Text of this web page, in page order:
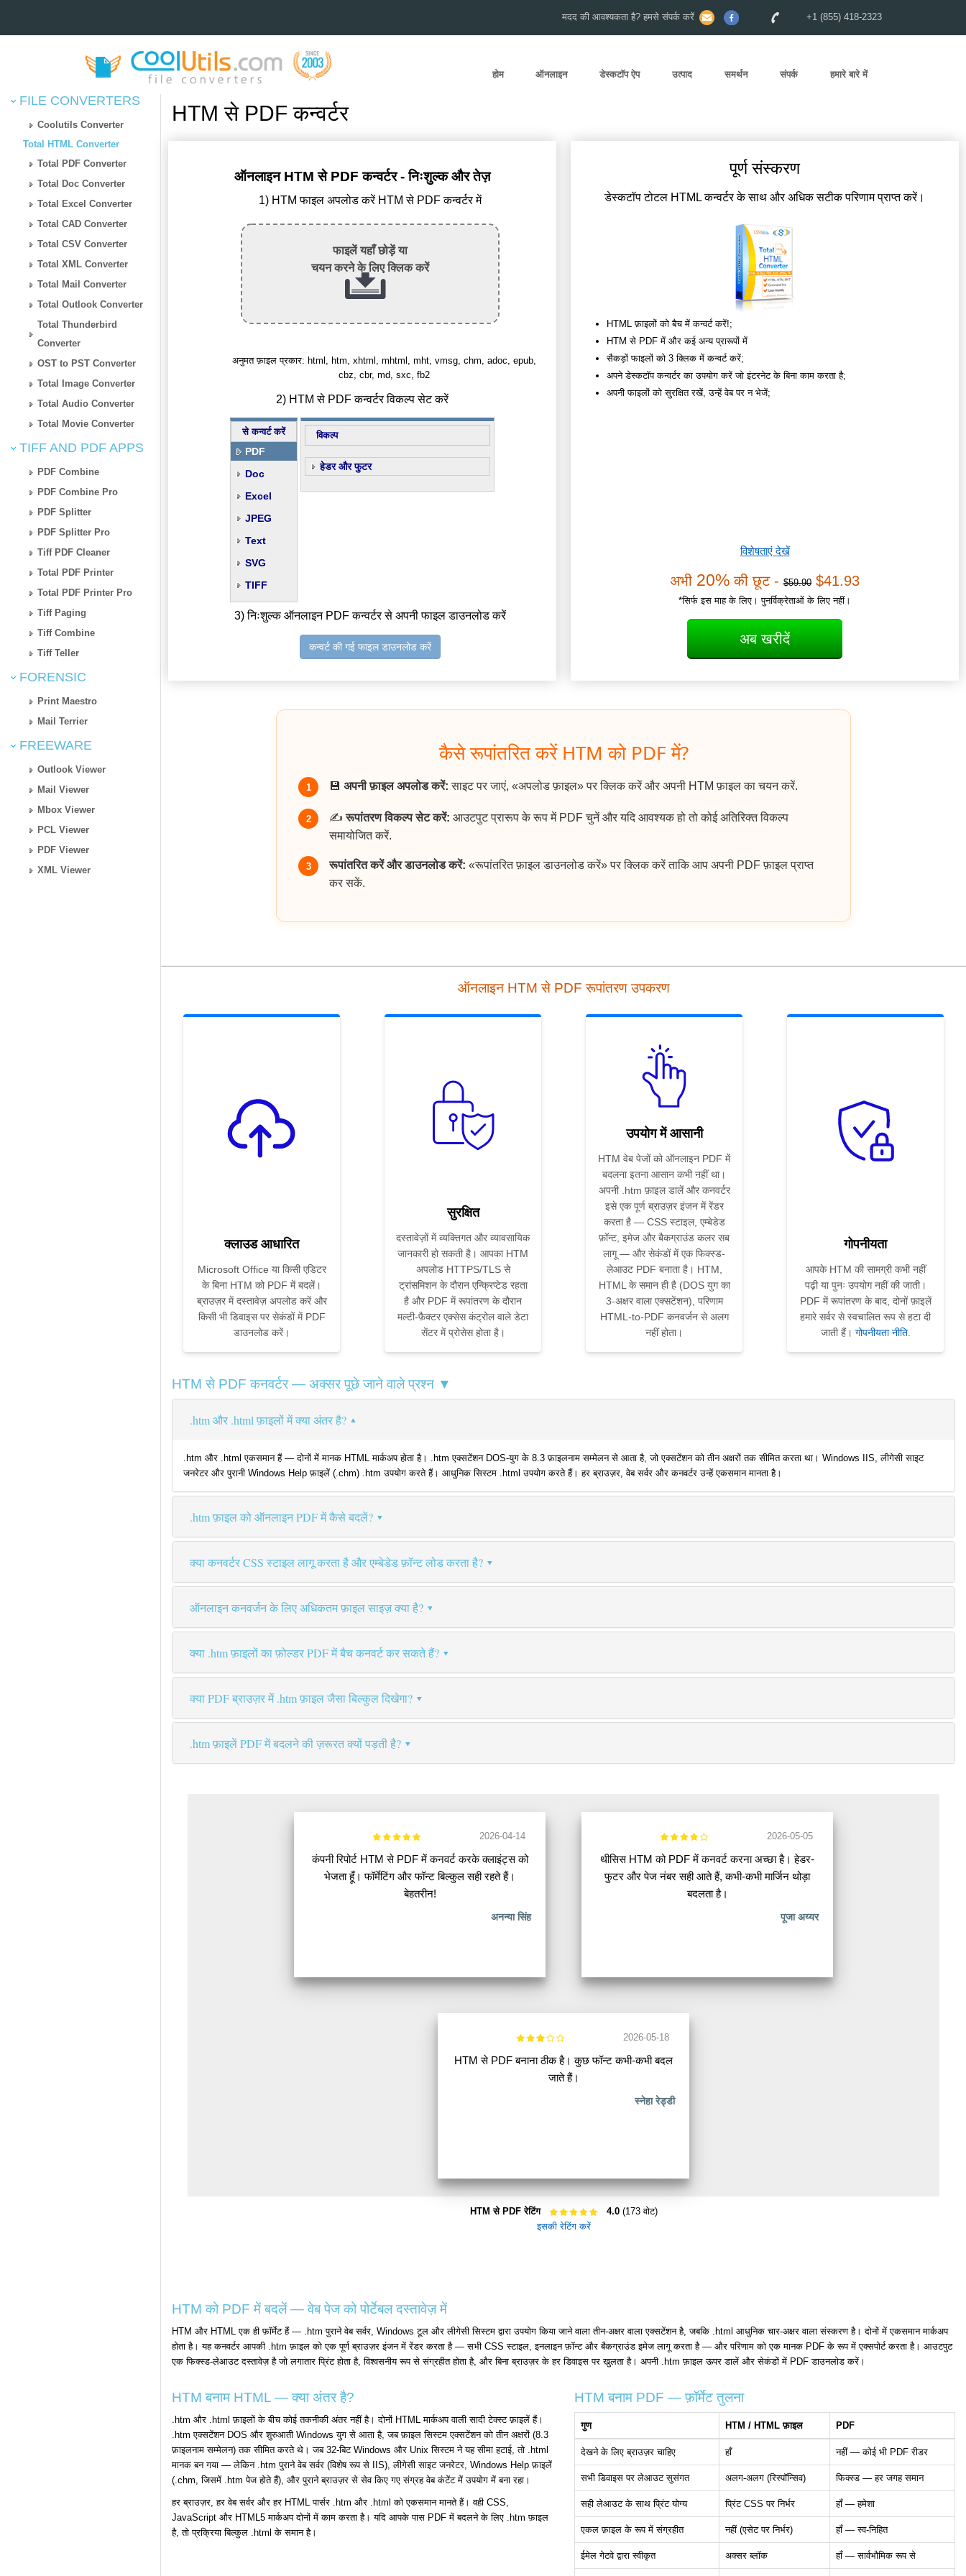
मदद की आवश्यकता है? हमसे संपर्क करें +1 (855) 418-2323
होम ऑनलाइन डेस्कटॉप ऐप उत्पाद समर्थन संपर्क हमारे बारे में
FILE CONVERTERS
Coolutils Converter
Total HTML Converter
Total PDF Converter
Total Doc Converter
Total Excel Converter
Total CAD Converter
Total CSV Converter
Total XML Converter
Total Mail Converter
Total Outlook Converter
Total Thunderbird
Converter
OST to PST Converter
Total Image Converter
Total Audio Converter
Total Movie Converter
TIFF AND PDF APPS
PDF Combine
PDF Combine Pro
PDF Splitter
PDF Splitter Pro
Tiff PDF Cleaner
Total PDF Printer
Total PDF Printer Pro
Tiff Paging
Tiff Combine
Tiff Teller
FORENSIC
Print Maestro
Mail Terrier
FREEWARE
Outlook Viewer
Mail Viewer
Mbox Viewer
PCL Viewer
PDF Viewer
XML Viewer
HTM से PDF कन्वर्टर
ऑनलाइन HTM से PDF कन्वर्टर - निःशुल्क और तेज़
1) HTM फाइल अपलोड करें HTM से PDF कन्वर्टर में
फाइलें यहाँ छोड़ें या
चयन करने के लिए क्लिक करें
अनुमत फ़ाइल प्रकार: html, htm, xhtml, mhtml, mht, vmsg, chm, adoc, epub,
cbz, cbr, md, sxc, fb2
2) HTM से PDF कन्वर्टर विकल्प सेट करें
से कन्वर्ट करें
PDF
Doc
Excel
JPEG
Text
SVG
TIFF
विकल्प
हेडर और फुटर
3) निःशुल्क ऑनलाइन PDF कन्वर्टर से अपनी फाइल डाउनलोड करें
कन्वर्ट की गई फाइल डाउनलोड करें
पूर्ण संस्करण
डेस्कटॉप टोटल HTML कन्वर्टर के साथ और अधिक सटीक परिणाम प्राप्त करें।
HTML फ़ाइलों को बैच में कन्वर्ट करें!;
HTM से PDF में और कई अन्य प्रारूपों में
सैकड़ों फाइलों को 3 क्लिक में कन्वर्ट करें;
अपने डेस्कटॉप कन्वर्टर का उपयोग करें जो इंटरनेट के बिना काम करता है;
अपनी फाइलों को सुरक्षित रखें, उन्हें वेब पर न भेजें;
विशेषताएं देखें
अभी 20% की छूट - $59.90 $41.93
*सिर्फ इस माह के लिए। पुनर्विक्रेताओं के लिए नहीं।
अब खरीदें
कैसे रूपांतरित करें HTM को PDF में?
1 💾 अपनी फ़ाइल अपलोड करें: साइट पर जाएं, «अपलोड फ़ाइल» पर क्लिक करें और अपनी HTM फ़ाइल का चयन करें.
2 ✍️रूपांतरण विकल्प सेट करें: आउटपुट प्रारूप के रूप में PDF चुनें और यदि आवश्यक हो तो कोई अतिरिक्त विकल्प
समायोजित करें.
3 रूपांतरित करें और डाउनलोड करें: «रूपांतरित फ़ाइल डाउनलोड करें» पर क्लिक करें ताकि आप अपनी PDF फ़ाइल प्राप्त
कर सकें.
ऑनलाइन HTM से PDF रूपांतरण उपकरण
क्लाउड आधारित
Microsoft Office या किसी एडिटर
के बिना HTM को PDF में बदलें।
ब्राउज़र में दस्तावेज़ अपलोड करें और
किसी भी डिवाइस पर सेकंडों में PDF
डाउनलोड करें।
सुरक्षित
दस्तावेज़ों में व्यक्तिगत और व्यावसायिक
जानकारी हो सकती है। आपका HTM
अपलोड HTTPS/TLS से
ट्रांसमिशन के दौरान एन्क्रिप्टेड रहता
है और PDF में रूपांतरण के दौरान
मल्टी-फ़ैक्टर एक्सेस कंट्रोल वाले डेटा
सेंटर में प्रोसेस होता है।
उपयोग में आसानी
HTM वेब पेजों को ऑनलाइन PDF में
बदलना इतना आसान कभी नहीं था।
अपनी .htm फ़ाइल डालें और कनवर्टर
इसे एक पूर्ण ब्राउज़र इंजन में रेंडर
करता है — CSS स्टाइल, एम्बेडेड
फ़ॉन्ट, इमेज और बैकग्राउंड कलर सब
लागू — और सेकंडों में एक फिक्स्ड-
लेआउट PDF बनाता है। HTM,
HTML के समान ही है (DOS युग का
3-अक्षर वाला एक्सटेंशन), परिणाम
HTML-to-PDF कनवर्जन से अलग
नहीं होता।
गोपनीयता
आपके HTM की सामग्री कभी नहीं
पढ़ी या पुनः उपयोग नहीं की जाती।
PDF में रूपांतरण के बाद, दोनों फ़ाइलें
हमारे सर्वर से स्वचालित रूप से हटा दी
जाती हैं। गोपनीयता नीति.
HTM से PDF कनवर्टर — अक्सर पूछे जाने वाले प्रश्न ▼
.htm और .html फ़ाइलों में क्या अंतर है?
.htm और .html एकसमान हैं — दोनों में मानक HTML मार्कअप होता है। .htm एक्सटेंशन DOS-युग के 8.3 फ़ाइलनाम सम्मेलन से आता है, जो एक्सटेंशन को तीन अक्षरों तक सीमित करता था। Windows IIS, लीगेसी साइट
जनरेटर और पुरानी Windows Help फ़ाइलें (.chm) .htm उपयोग करते हैं। आधुनिक सिस्टम .html उपयोग करते हैं। हर ब्राउज़र, वेब सर्वर और कनवर्टर उन्हें एकसमान मानता है।
.htm फ़ाइल को ऑनलाइन PDF में कैसे बदलें?
क्या कनवर्टर CSS स्टाइल लागू करता है और एम्बेडेड फ़ॉन्ट लोड करता है?
ऑनलाइन कनवर्जन के लिए अधिकतम फ़ाइल साइज़ क्या है?
क्या .htm फ़ाइलों का फ़ोल्डर PDF में बैच कनवर्ट कर सकते हैं?
क्या PDF ब्राउज़र में .htm फ़ाइल जैसा बिल्कुल दिखेगा?
.htm फ़ाइलें PDF में बदलने की ज़रूरत क्यों पड़ती है?
2026-04-14
कंपनी रिपोर्ट HTM से PDF में कनवर्ट करके क्लाइंट्स को
भेजता हूँ। फॉर्मेटिंग और फॉन्ट बिल्कुल सही रहते हैं।
बेहतरीन!
अनन्या सिंह
2026-05-05
थीसिस HTM को PDF में कनवर्ट करना अच्छा है। हेडर-
फुटर और पेज नंबर सही आते हैं, कभी-कभी मार्जिन थोड़ा
बदलता है।
पूजा अय्यर
2026-05-18
HTM से PDF बनाना ठीक है। कुछ फॉन्ट कभी-कभी बदल
जाते हैं।
स्नेहा रेड्डी
HTM से PDF रेटिंग 4.0(173 वोट)
इसकी रेटिंग करें
HTM को PDF में बदलें — वेब पेज को पोर्टेबल दस्तावेज़ में
HTM और HTML एक ही फ़ॉर्मेट हैं — .htm पुराने वेब सर्वर, Windows टूल और लीगेसी सिस्टम द्वारा उपयोग किया जाने वाला तीन-अक्षर वाला एक्सटेंशन है, जबकि .html आधुनिक चार-अक्षर वाला संस्करण है। दोनों में एकसमान मार्कअप
होता है। यह कनवर्टर आपकी .htm फ़ाइल को एक पूर्ण ब्राउज़र इंजन में रेंडर करता है — सभी CSS स्टाइल, इनलाइन फ़ॉन्ट और बैकग्राउंड इमेज लागू करता है — और परिणाम को एक मानक PDF के रूप में एक्सपोर्ट करता है। आउटपुट
एक फिक्स्ड-लेआउट दस्तावेज़ है जो लगातार प्रिंट होता है, विश्वसनीय रूप से संग्रहीत होता है, और बिना ब्राउज़र के हर डिवाइस पर खुलता है। अपनी .htm फ़ाइल ऊपर डालें और सेकंडों में PDF डाउनलोड करें।
HTM बनाम HTML — क्या अंतर है?
.htm और .html फ़ाइलों के बीच कोई तकनीकी अंतर नहीं है। दोनों HTML मार्कअप वाली सादी टेक्स्ट फ़ाइलें हैं।
.htm एक्सटेंशन DOS और शुरुआती Windows युग से आता है, जब फ़ाइल सिस्टम एक्सटेंशन को तीन अक्षरों (8.3
फ़ाइलनाम सम्मेलन) तक सीमित करते थे। जब 32-बिट Windows और Unix सिस्टम ने यह सीमा हटाई, तो .html
मानक बन गया — लेकिन .htm पुराने वेब सर्वर (विशेष रूप से IIS), लीगेसी साइट जनरेटर, Windows Help फ़ाइलें
(.chm, जिसमें .htm पेज होते हैं), और पुराने ब्राउज़र से सेव किए गए संग्रह वेब कंटेंट में उपयोग में बना रहा।
हर ब्राउज़र, हर वेब सर्वर और हर HTML पार्सर .htm और .html को एकसमान मानते हैं। वही CSS,
JavaScript और HTML5 मार्कअप दोनों में काम करता है। यदि आपके पास PDF में बदलने के लिए .htm फ़ाइल
है, तो प्रक्रिया बिल्कुल .html के समान है।
HTM बनाम PDF — फ़ॉर्मेट तुलना
गुण HTM / HTML फ़ाइल PDF
देखने के लिए ब्राउज़र चाहिए हाँ नहीं — कोई भी PDF रीडर
सभी डिवाइस पर लेआउट सुसंगत अलग-अलग (रिस्पॉन्सिव) फिक्स्ड — हर जगह समान
सही लेआउट के साथ प्रिंट योग्य प्रिंट CSS पर निर्भर हाँ — हमेशा
एकल फ़ाइल के रूप में संग्रहीत नहीं (एसेट पर निर्भर) हाँ — स्व-निहित
ईमेल गेटवे द्वारा स्वीकृत अक्सर ब्लॉक हाँ — सार्वभौमिक रूप से